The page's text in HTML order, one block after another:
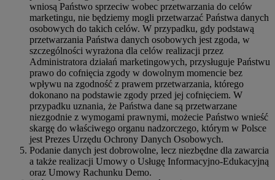
wniosą Państwo sprzeciw wobec przetwarzania do celów
marketingu, nie będziemy mogli przetwarzać Państwa danych
osobowych do takich celów. W przypadku, gdy podstawą
przetwarzania Państwa danych osobowych jest zgoda, w
szczególności wyrażona dla celów realizacji przez
Administratora działań marketingowych, przysługuje Państwu
prawo do cofnięcia zgody w dowolnym momencie bez
wpływu na zgodność z prawem przetwarzania, którego
dokonano na podstawie zgody przed jej cofnięciem. W
przypadku uznania, że Państwa dane są przetwarzane
niezgodnie z wymogami prawnymi, możecie Państwo wnieść
skargę do właściwego organu nadzorczego, którym w Polsce
jest Prezes Urzędu Ochrony Danych Osobowych.
Podanie danych jest dobrowolne, lecz niezbędne dla zawarcia
a także realizacji Umowy o Usługę Informacyjno-Edukacyjną
oraz Umowy Rachunku Demo.